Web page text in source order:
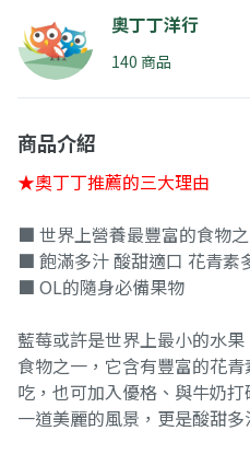
奧丁丁洋行
140 商品
商品介紹
★奧丁丁推薦的三大理由
■ 世界上營養最豐富的食物
■ 飽滿多汁 酸甜適口 花青素
■ OL的隨身必備果物
藍莓或許是世界上最小的水
食物之一，它含有豐富的花
吃，也可加入優格、與牛奶
一道美麗的風景，更是酸甜多